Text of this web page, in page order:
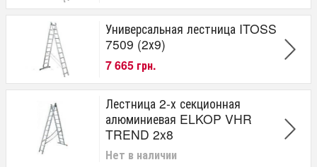
Универсальная лестница ITOSS
7509 (2х9)
7 665 грн.
Лестница 2-х секционная
алюминиевая ELKOP VHR
TREND 2x8
Нет в наличии